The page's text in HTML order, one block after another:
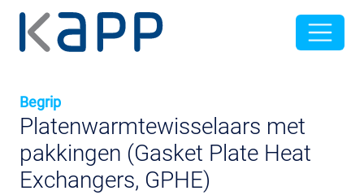
Begrip
Platenwarmtewisselaars met
pakkingen (Gasket Plate Heat
Exchangers, GPHE)